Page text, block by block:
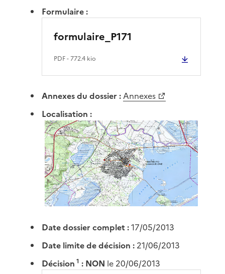
Formulaire :
formulaire_P171
PDF- 772.4 kio
Annexes du dossier :Annexes
Localisation :
Date dossier complet :17/05/2013
Date limite de décision : 21/06/2013
Décision 1 : NON le 20/06/2013